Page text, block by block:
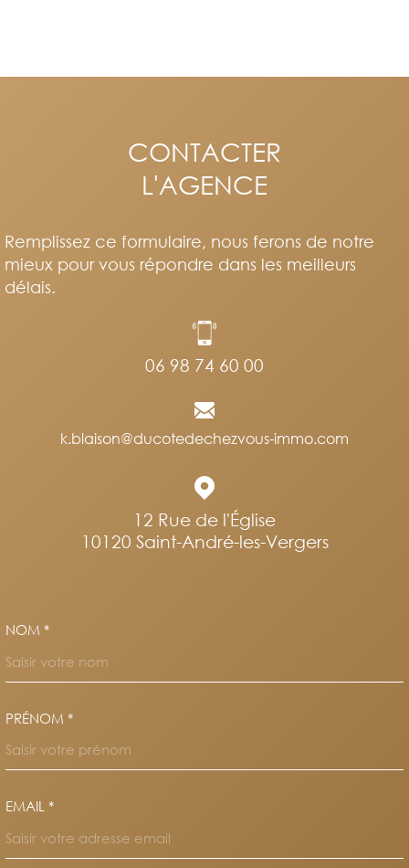
CONTACTER
L'AGENCE
Remplissez ce formulaire, nous ferons de notre
mieux pour vous répondre dans les meilleurs
délais.
06 98 74 60 00
k.blaison@ducotedechezvous-immo.com
12 Rue de l'Église
10120
Saint-André-les-Vergers
NOM *
PRÉNOM *
EMAIL *